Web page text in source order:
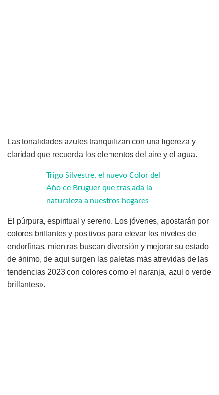
Las tonalidades azules tranquilizan con una ligereza y
claridad que recuerda los elementos del aire y el agua.
Trigo Silvestre, el nuevo Color del
Año de Bruguer que traslada la
naturaleza a nuestros hogares
El púrpura, espiritual y sereno. Los jóvenes, apostarán por
colores brillantes y positivos para elevar los niveles de
endorfinas, mientras buscan diversión y mejorar su estado
de ánimo, de aquí surgen las paletas más atrevidas de las
tendencias 2023 con colores como el naranja, azul o verde
brillantes».